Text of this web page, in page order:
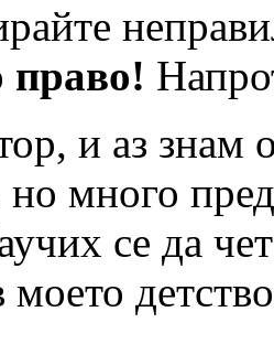
право!
и аз знам
много
се да
моето